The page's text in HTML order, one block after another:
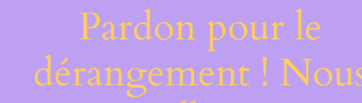
Pardon pour le
dérangement !